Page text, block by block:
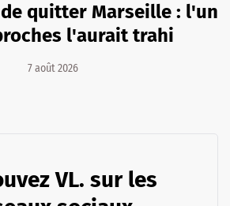
quitter Marseille : l'un
l'aurait trahi
7 août 2026
VL. sur les